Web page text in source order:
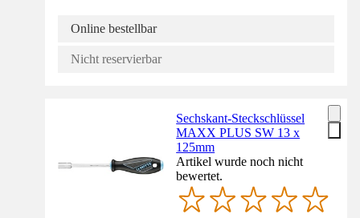
Online bestellbar
Nicht reservierbar
Sechskant-Steckschlüssel
MAXX PLUS SW 13 x
125mm
Artikel wurde noch nicht
bewertet.